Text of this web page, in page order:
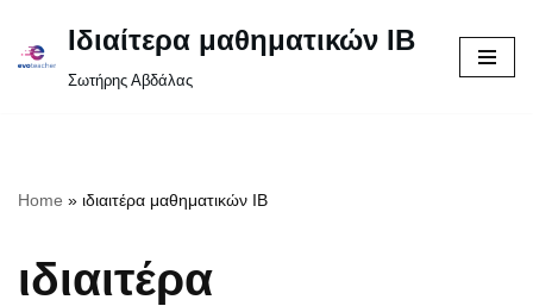
Μεταπηδήστε
Ιδιαίτερα μαθηματικών IB
Σωτήρης Αβδάλας
Home » ιδιαιτέρα μαθηματικών IB
ιδιαιτέρα